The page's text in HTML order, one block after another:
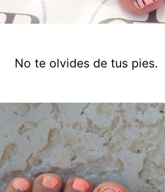
No te olvides de tus pies.